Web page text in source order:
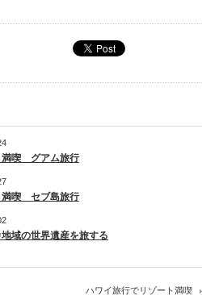
満喫 グアム旅行
満喫 セブ島旅行
域の世界遺産を旅する
ハワイ旅行でリゾート満喫